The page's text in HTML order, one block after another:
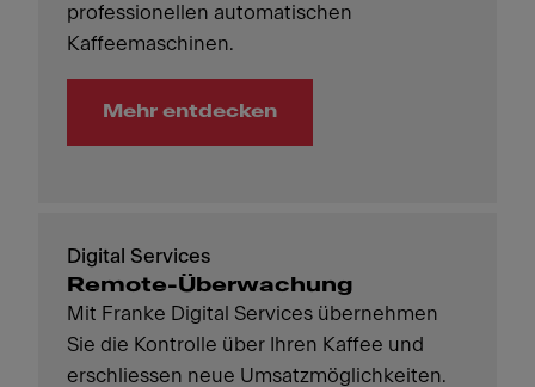
professionellen automatischen
Kaffeemaschinen.
Mehr entdecken
Digital Services
Remote-Überwachung
Mit Franke Digital Services übernehmen
Sie die Kontrolle über Ihren Kaffee und
erschliessen neue Umsatzmöglichkeiten.